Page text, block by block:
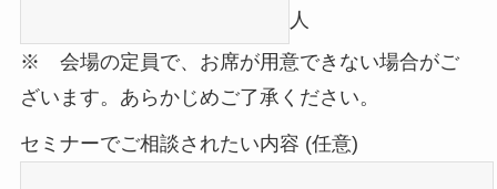
人
※ 会場の定員で、お席が用意できない場合がご
ざいます。あらかじめご了承ください。
セミナーでご相談されたい内容 (任意)